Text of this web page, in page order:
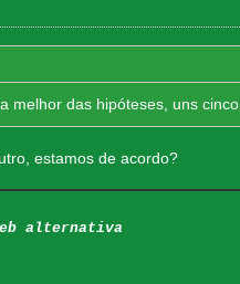
melhor das hipóteses, uns cinco.
estamos de acordo?
alternativa